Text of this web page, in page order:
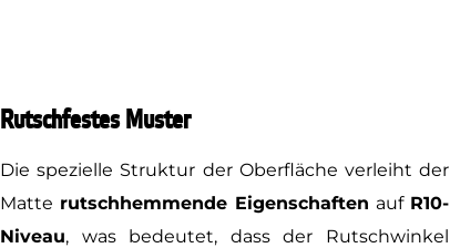
Rutschfestes Muster
Die spezielle Struktur der Oberfläche verleiht der
Matte rutschhemmende Eigenschaften aufR10-
Niveau, was bedeutet, dass der Rutschwinkel